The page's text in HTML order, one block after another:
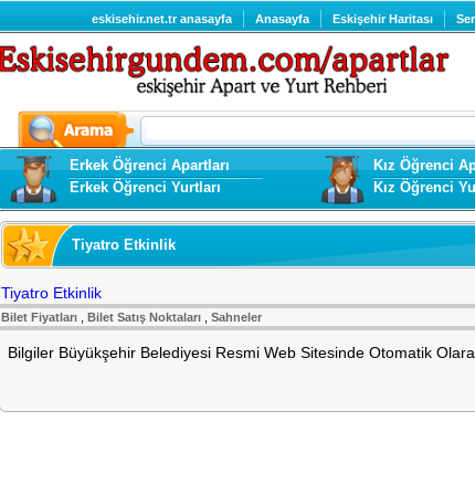
eskisehir.net.tr anasayfa Anasayfa Eskişehir Haritası
Erkek Öğrenci Apartları Kız Öğrenci
Erkek Öğrenci Yurtları
Kız Öğrenci
Tiyatro Etkinlik
Tiyatro Etkinlik
Bilet Fiyatları Bilet Satış Noktaları Sahneler
Bilgiler Büyükşehir Belediyesi Resmi Web Sitesinde Otomatik